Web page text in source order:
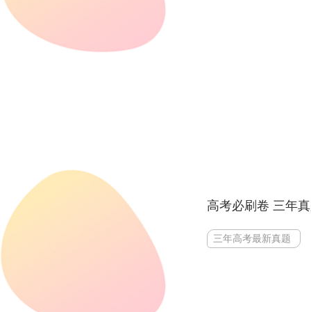
高考必刷卷 三年
三年高考最新真题